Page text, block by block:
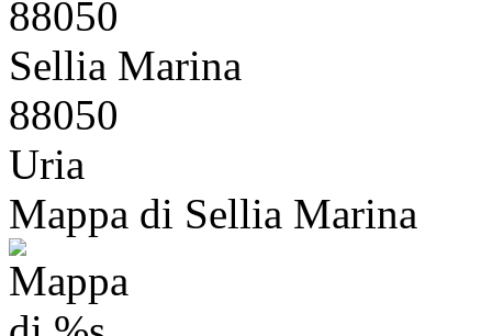
88050
Sellia Marina
88050
Uria
Mappa di Sellia Marina